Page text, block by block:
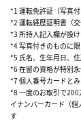
*1 運転免許証（写真
*2 運転経歴証明書（
*3 所持人記入欄が設
*4 写真付きのものに
*5 氏名、生年月日、
*6 在留の資格が特別
*7 個人番号カードと
*8 一度のお取引で200
イナンバーカード（
す